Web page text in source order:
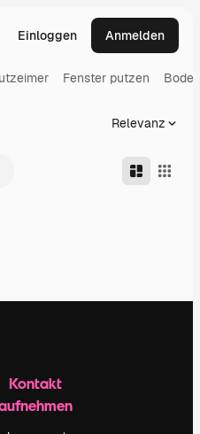
Einloggen Anmelden
Fenster putzen
Relevanz
Kontakt